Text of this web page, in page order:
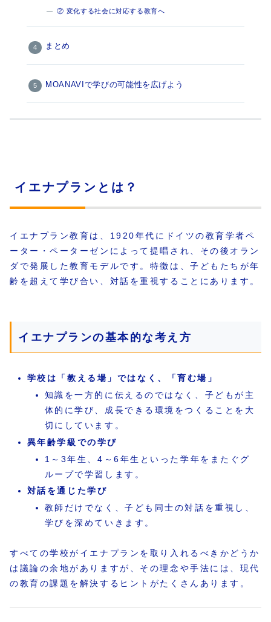
② 変化する社会に対応する教育へ
まとめ
MOANAVIで学びの可能性を広げよう
イエナプランとは？
イエナプラン教育は、1920年代にドイツの教育学者ペ
ーター・ペーターゼンによって提唱され、その後オラン
ダで発展した教育モデルです。特徴は、子どもたちが年
齢を超えて学び合い、対話を重視することにあります。
イエナプランの基本的な考え方
学校は「教える場」ではなく、「育む場」
知識を一方的に伝えるのではなく、子どもが主
体的に学び、成長できる環境をつくることを大
切にしています。
異年齢学級での学び
1～3年生、4～6年生といった学年をまたぐグ
ループで学習します。
対話を通じた学び
教師だけでなく、子ども同士の対話を重視し、
学びを深めていきます。
すべての学校がイエナプランを取り入れるべきかどうか
は議論の余地がありますが、その理念や手法には、現代
の教育の課題を解決するヒントがたくさんあります。